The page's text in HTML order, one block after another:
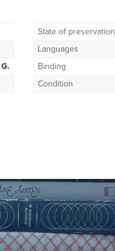
State of preservation
Languages
Binding
Condition